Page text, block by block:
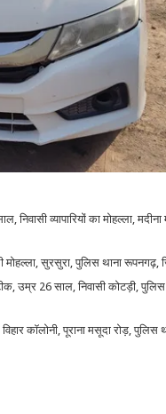
व्यापारियों का मोहल्ला, मदीना
मोहल्ला, सुरसुरा, पुलिस थाना
उम्र 26 साल, निवासी कोटड़ी,
कॉलोनी, पूराना मसूदा रोड़, पुलिस